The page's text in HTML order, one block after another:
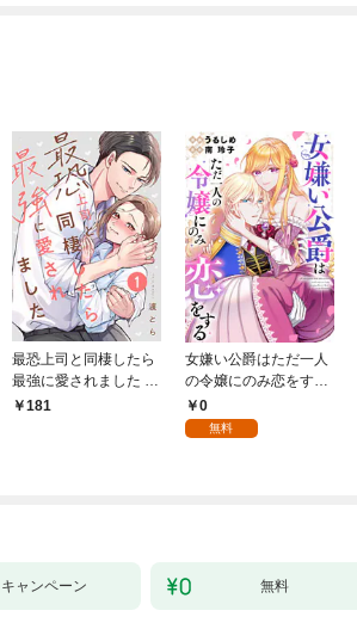
最恐上司と同棲したら
最強に愛されました 1
巻181
女嫌い公爵はただ一人
の令嬢にのみ恋をする
（分冊版）第１話
0
無料
キャンペーン 無料